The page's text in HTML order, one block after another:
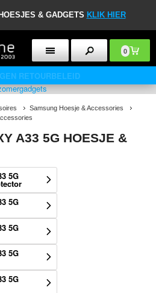
& GADGETS KLIK HIER
0
RETOURBELEID
Samsung Hoesje & Accessories
A33 5G HOESJE &
5G
5G
5G
5G
5G